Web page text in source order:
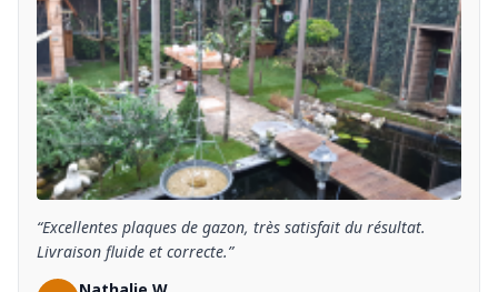
“Excellentes plaques de gazon, très satisfait du résultat.
Livraison fluide et correcte.”